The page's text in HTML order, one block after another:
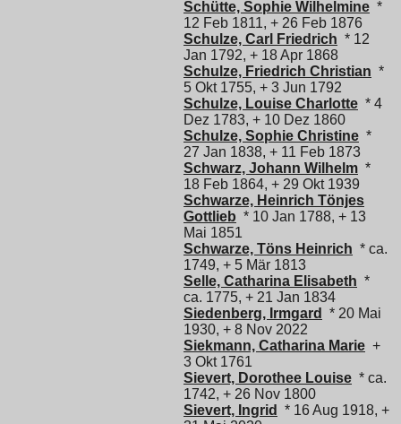
Schütte, Sophie Wilhelmine *
12 Feb 1811, + 26 Feb 1876
Schulze, Carl Friedrich * 12
Jan 1792, + 18 Apr 1868
Schulze, Friedrich Christian *
5 Okt 1755, + 3 Jun 1792
Schulze, Louise Charlotte * 4
Dez 1783, + 10 Dez 1860
Schulze, Sophie Christine *
27 Jan 1838, + 11 Feb 1873
Schwarz, Johann Wilhelm *
18 Feb 1864, + 29 Okt 1939
Schwarze, Heinrich Tönjes
Gottlieb * 10 Jan 1788, + 13
Mai 1851
Schwarze, Töns Heinrich * ca.
1749, + 5 Mär 1813
Selle, Catharina Elisabeth *
ca. 1775, + 21 Jan 1834
Siedenberg, Irmgard
* 20 Mai
1930, + 8 Nov 2022
Siekmann, Catharina Marie +
3 Okt 1761
Sievert, Dorothee Louise * ca.
1742, + 26 Nov 1800
Sievert, Ingrid
* 16 Aug 1918, +